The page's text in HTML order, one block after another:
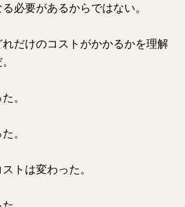
必要があるからではない。
だけのコストがかかるかを理解
。
。
トは変わった。